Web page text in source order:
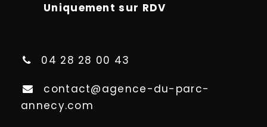
Uniquement sur RDV
04 28 28 00 43
contact@agence-du-parc-
annecy.com